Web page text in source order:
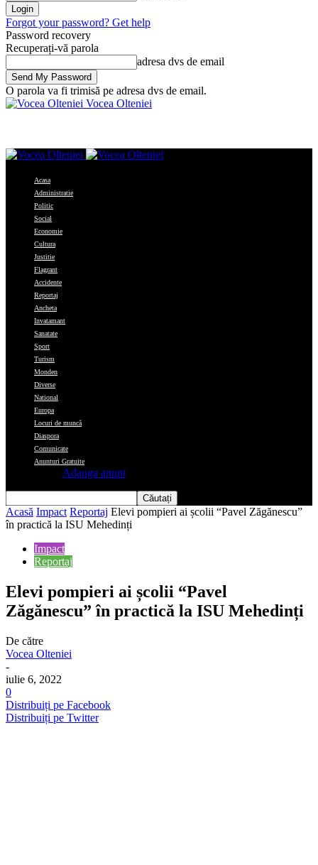
Forgot your password? Get help
Password recovery
Recuperați-vă parola
adresa dvs de email
O parola va fi trimisă pe adresa dvs de email.
Vocea Olteniei
Acasa
Administratie
Politic
Social
Economie
Cultura
Justitie
Flagrant
Accidente
Reportaj
Ancheta
Invatamant
Sanatate
Sport
Turism
Monden
Diverse
National
Europa
Locuri de muncă
Diaspora
Comunicate
Anunturi Gratuite
Adauga anunt
Acasă Impact Reportaj Elevi pompieri ai școlii “Pavel Zăgănescu”
în practică la ISU Mehedinți
Impact
Reportaj
Elevi pompieri ai școlii “Pavel
Zăgănescu” în practică la ISU Mehedinți
De către
Vocea Olteniei
-
iulie 6, 2022
0
Distribuiți pe Facebook
Distribuiți pe Twitter